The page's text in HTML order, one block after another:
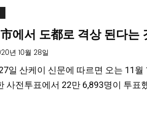
에서 도都로 격상 된다는
년 10월 28일
일 산케이 신문에 따르면 오는 11
사전투표에서 22만 6,893명이 투표